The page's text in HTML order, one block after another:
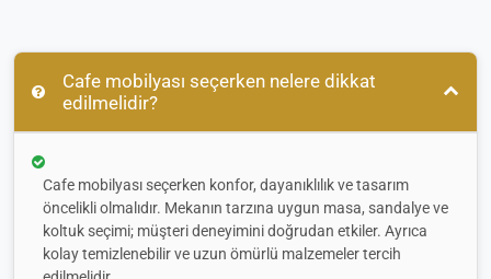
Cafe mobilyası seçerken nelere dikkat
edilmelidir?
Cafe mobilyası seçerken konfor, dayanıklılık ve tasarım
öncelikli olmalıdır. Mekanın tarzına uygun masa, sandalye ve
koltuk seçimi; müşteri deneyimini doğrudan etkiler. Ayrıca
kolay temizlenebilir ve uzun ömürlü malzemeler tercih